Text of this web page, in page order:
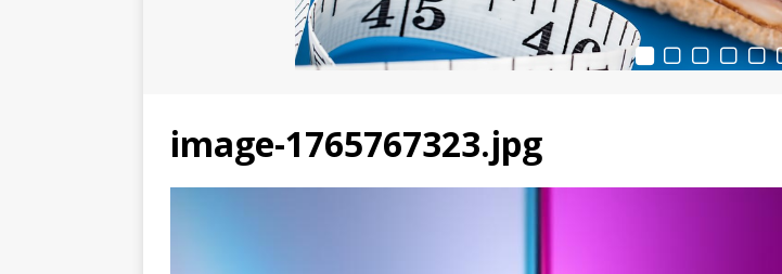
image-1765767323.jpg